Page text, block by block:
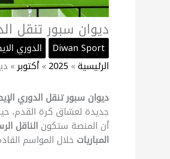
ديوان سبور تنقل
Diwan Sport الدوري
الرئيسية
2025 أكتوبر
ديوان سبور تنقل الدوري
جديدة لعشاق كرة القدم،
أن المنصة ستكون الناقل
المباريات خلال المواسم